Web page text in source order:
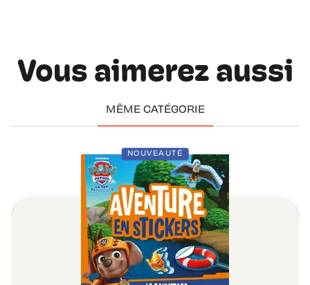
Vous aimerez aussi
MÊME CATÉGORIE
NOUVEAUTÉ